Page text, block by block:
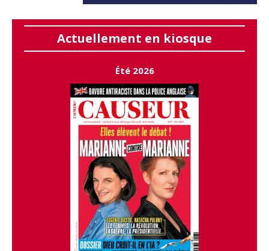
Actuellement en kiosque
Été 2026